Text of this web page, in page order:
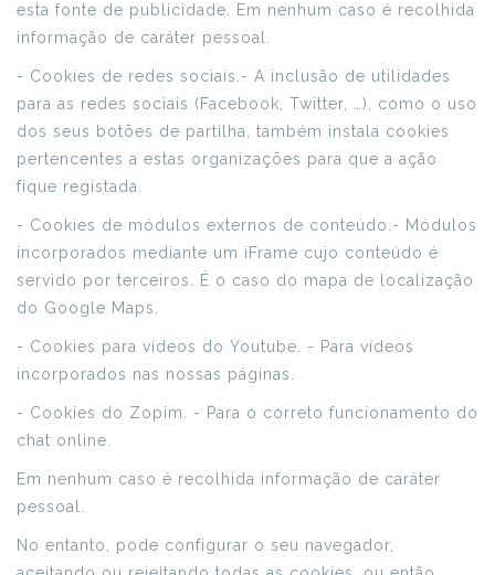
esta fonte de publicidade. Em nenhum caso é recolhida
informação de caráter pessoal.
- Cookies de redes sociais.- A inclusão de utilidades
para as redes sociais (Facebook, Twitter, …), como o uso
dos seus botões de partilha, também instala cookies
pertencentes a estas organizações para que a ação
fique registada.
- Cookies de módulos externos de conteúdo.- Módulos
incorporados mediante um iFrame cujo conteúdo é
servido por terceiros. É o caso do mapa de localização
do Google Maps.
- Cookies para vídeos do Youtube. - Para vídeos
incorporados nas nossas páginas.
- Cookies do Zopim. - Para o correto funcionamento do
chat online.
Em nenhum caso é recolhida informação de caráter
pessoal.
No entanto, pode configurar o seu navegador,